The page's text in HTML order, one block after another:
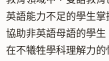
英語能力不足的學生
協助非英語母語的學生
在不犧牲學科理解力